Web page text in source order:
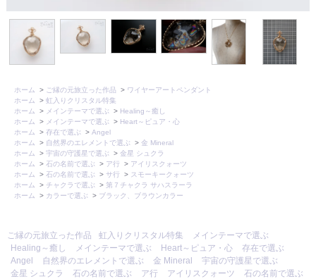
ホーム > ご縁の元旅立った作品 > ワイヤーアートペンダント
ホーム
> 虹入りクリスタル特集
ホーム
> メインテーマで選ぶ > Healing～癒し
ホーム
> メインテーマで選ぶ > Heart～ピュア・心
ホーム
> 存在で選ぶ > Angel
ホーム
> 自然界のエレメントで選ぶ > 金 Mineral
ホーム
> 宇宙の守護星で選ぶ > 金星 シュクラ
ホーム
> 石の名前で選ぶ > ア行 > アイリスクォーツ
ホーム
> 石の名前で選ぶ > サ行 > スモーキークォーツ
ホーム
> チャクラで選ぶ > 第７チャクラ サハスラーラ
ホーム
> カラーで選ぶ > ブラック、ブラウンカラー
ご縁の元旅立った作品 虹入りクリスタル特集
メインテーマで選ぶ
Healing～癒し
メインテーマで選ぶ Heart～ピュア・心
存在で選ぶ
Angel
自然界のエレメントで選ぶ 金 Mineral
宇宙の守護星で選ぶ
金星 シュクラ
石の名前で選ぶ ア行 アイリスクォーツ
石の名前で選ぶ